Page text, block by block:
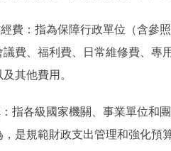
費：指為保障行政單位（含參
議費、福利費、日常維修費、專
其他費用。
指各級國家機關、事業單位和
是規範財政支出管理和強化預